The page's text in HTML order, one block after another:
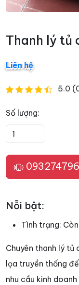
Thanh lý tủ
Liên hệ
5.0
Số lượng:
Nỗi bật:
Tình trạng:
Chuyên thanh lý
lọa truyền thống
nhu cầu kinh